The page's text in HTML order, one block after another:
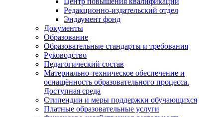
Редакционно-издательский отдел
Эндаумент фонд
Документы
Образование
Образовательные стандарты и требования
Руководство
Педагогический состав
Материально-техническое обеспечение и
оснащённость образовательного процесса.
Доступная среда
Стипендии и меры поддержки обучающихся
Платные образовательные услуги